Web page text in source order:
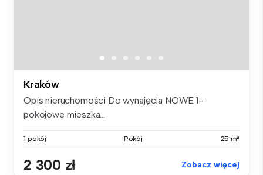
Kraków
Opis nieruchomości Do wynajęcia NOWE 1-
pokojowe mieszka...
1 pokój Pokój 25 m²
2 300 zł Zobacz więcej